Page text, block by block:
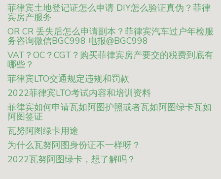
菲律宾土地登记证怎么申请 DIY怎么验证真伪？菲律
宾房产服务
OR CR 丢失后怎么申请副本？菲律宾汽车过户年检服
务咨询微信BGC998 电报@BGC998
VAT？OC？CGT？购买菲律宾房产要交的税费到底有
哪些？
菲律宾LTO交通规定违规和罚款
2022菲律宾LTO考试内容和培训资料
菲律宾如何申请瓦如阿图护照或者瓦如阿图绿卡瓦如
阿图签证
瓦努阿图绿卡用途
为什么瓦努阿图身份证不一样呀？
2022瓦努阿图绿卡，想了解吗？